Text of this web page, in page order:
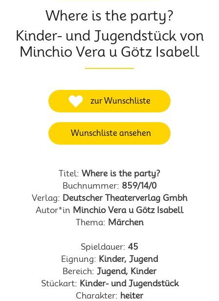
zur Wunschliste
Wunschliste ansehen
Where is the party?
Kinder- und Jugendstück von
Minchio Vera u Götz Isabell
Titel: Where is the party?
Buchnummer: 859/14/0
Verlag: Deutscher Theaterverlag Gmbh
Autor*in Minchio Vera u Götz Isabell
Thema: Märchen
Spieldauer: 45
Eignung: Kinder, Jugend
Bereich: Jugend, Kinder
Stückart: Kinder- und Jugendstück
Charakter: heiter